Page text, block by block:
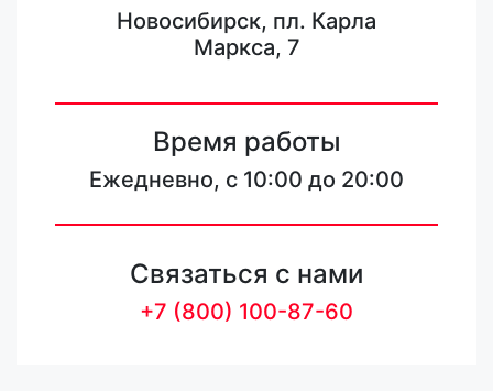
Новосибирск, пл. Карла
Маркса, 7
Время работы
Ежедневно, с 10:00 до 20:00
Связаться с нами
+7 (800) 100-87-60